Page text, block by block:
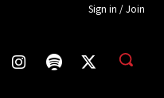
Sign in / Join